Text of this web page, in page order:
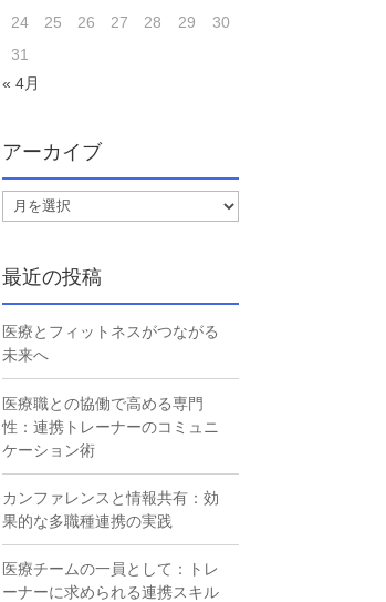
24
25 26 27 28 29
30
31
« 4月
アーカイブ
ア
ー
イ
ブ
最近の投稿
医療とフィットネスがつながる
未来へ
医療職との協働で高める専門
性：連携トレーナーのコミュニ
ケーション術
カンファレンスと情報共有：効
果的な多職種連携の実践
医療チームの一員として：トレ
ーナーに求められる連携スキル